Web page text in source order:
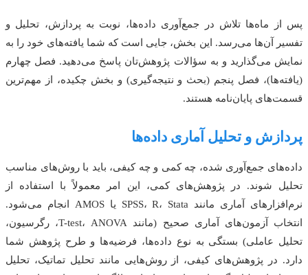
پس از ماه‌ها تلاش در جمع‌آوری داده‌ها، نوبت به پردازش، تحلیل و
تفسیر آن‌ها می‌رسد. این بخش، جایی است که شما یافته‌های خود را به
نمایش می‌گذارید و به سؤالات پژوهش‌تان پاسخ می‌دهید. فصل چهارم
(یافته‌ها)، فصل پنجم (بحث و نتیجه‌گیری) و بخش چکیده، از مهم‌ترین
قسمت‌های پایان‌نامه هستند.
پردازش و تحلیل آماری داده‌ها
داده‌های جمع‌آوری شده، چه کمی و چه کیفی، باید با روش‌های مناسب
تحلیل شوند. در پژوهش‌های کمی، این امر معمولاً با استفاده از
نرم‌افزارهای آماری مانند SPSS، R، Stata یا AMOS انجام می‌شود.
انتخاب آزمون‌های آماری صحیح (مانند T-test، ANOVA، رگرسیون،
تحلیل عاملی) بستگی به نوع داده‌ها، فرضیه‌ها و طرح پژوهش شما
دارد. در پژوهش‌های کیفی، از روش‌هایی مانند تحلیل تماتیک، تحلیل